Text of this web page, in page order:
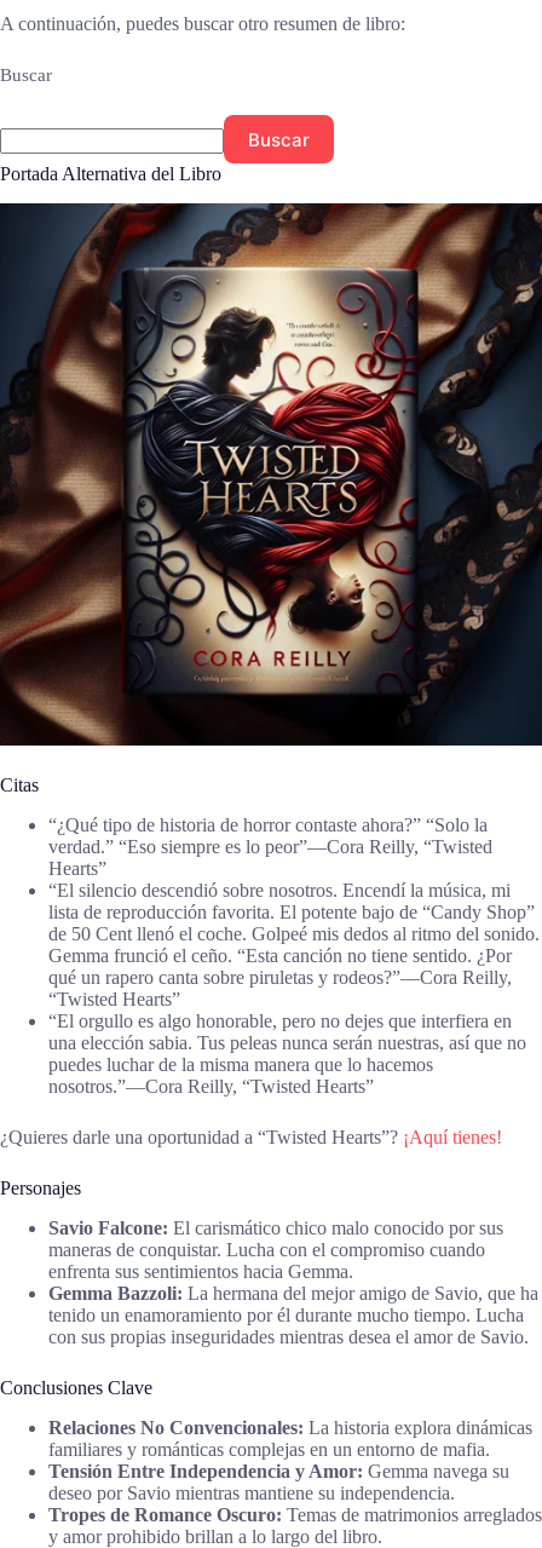
A continuación, puedes buscar otro resumen de libro:
Buscar
Buscar
Portada Alternativa del Libro
Citas
“¿Qué tipo de historia de horror contaste ahora?” “Solo la
verdad.” “Eso siempre es lo peor”―Cora Reilly, “Twisted
Hearts”
“El silencio descendió sobre nosotros. Encendí la música, mi
lista de reproducción favorita. El potente bajo de “Candy Shop”
de 50 Cent llenó el coche. Golpeé mis dedos al ritmo del sonido.
Gemma frunció el ceño. “Esta canción no tiene sentido. ¿Por
qué un rapero canta sobre piruletas y rodeos?”―Cora Reilly,
“Twisted Hearts”
“El orgullo es algo honorable, pero no dejes que interfiera en
una elección sabia. Tus peleas nunca serán nuestras, así que no
puedes luchar de la misma manera que lo hacemos
nosotros.”―Cora Reilly, “Twisted Hearts”
¿Quieres darle una oportunidad a “Twisted Hearts”? ¡Aquí tienes!
Personajes
Savio Falcone: El carismático chico malo conocido por sus
maneras de conquistar. Lucha con el compromiso cuando
enfrenta sus sentimientos hacia Gemma.
Gemma Bazzoli: La hermana del mejor amigo de Savio, que ha
tenido un enamoramiento por él durante mucho tiempo. Lucha
con sus propias inseguridades mientras desea el amor de Savio.
Conclusiones Clave
Relaciones No Convencionales: La historia explora dinámicas
familiares y románticas complejas en un entorno de mafia.
Tensión Entre Independencia y Amor: Gemma navega su
deseo por Savio mientras mantiene su independencia.
Tropes de Romance Oscuro: Temas de matrimonios arreglados
y amor prohibido brillan a lo largo del libro.